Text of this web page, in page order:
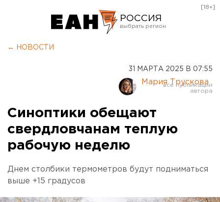
РОССИЯ
Курган
Оренбург
[18+]
← НОВОСТИ
31 МАРТА 2025 В 07:55
Мария Трускова
Синоптики обещают
свердловчанам теплую
рабочую неделю
Днем столбики термометров будут подниматься
выше +15 градусов